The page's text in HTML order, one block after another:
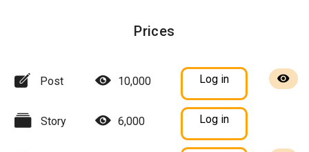
Prices
Post 10,000 Log in
Story 6,000 Log in